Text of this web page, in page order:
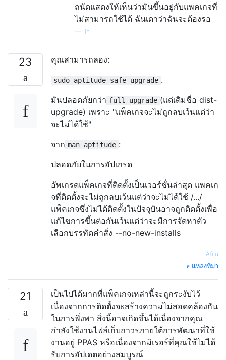
ถนัดแสดงให้เห็นว่ามันขึ้นอยู่กับแพคเกจที่
ไม่สามารถใช้ได้ ฉันเดาว่าฉันจะต้องรอ
jlh
23 คุณสามารถลอง:
sudo aptitude safe-upgrade .
มันปลอดภัยกว่า full-upgrade (แต่เดิมชื่อ dist-
upgrade) เพราะ "แพ็คเกจจะไม่ถูกลบเว้นแต่ว่า
จะไม่ได้ใช้"
จาก man aptitude :
ปลอดภัยในการอัปเกรด
อัพเกรดแพ็คเกจที่ติดตั้งเป็นเวอร์ชั่นล่าสุด แพคเก
จที่ติดตั้งจะไม่ถูกลบเว้นแต่ว่าจะไม่ได้ใช้ /.../
แพ็คเกจซึ่งไม่ได้ติดตั้งในปัจจุบันอาจถูกติดตั้งเพื่อ
แก้ไขการขึ้นต่อกันเว้นแต่ว่าจะมีการจัดหาตัว
เลือกบรรทัดคำสั่ง --no-new-installs
— Afilu
แหล่งที่มา
21
เป็นไปได้มากที่แพ็คเกจเหล่านี้จะถูกระงับไว้
เนื่องจากการติดตั้งจะสร้างความไม่สอดคล้องกัน
ในการพึ่งพา สิ่งนี้อาจเกิดขึ้นได้เนื่องจากคุณ
กำลังใช้งานไฟล์เก็บถาวรภายใต้การพัฒนาที่ใช้
งานอยู่ PPAS หรือเนื่องจากมิเรอร์ที่คุณใช้ไม่ได้
รับการอัปเดตอย่างสมบูรณ์